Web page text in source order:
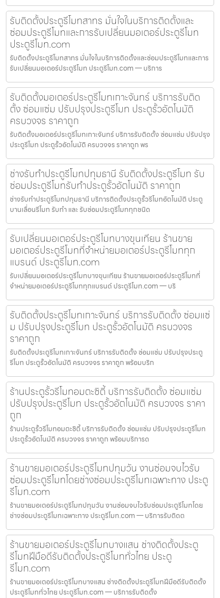
รับติดตั้งประตูรีโมทสาทร มั่นใจในบริการติดตั้งและ
ซ่อมประตูรีโมทและการรับเปลี่ยนมอเตอร์ประตูรีโมท
ประตูรีโมท.com
รับติดตั้งประตูรีโมทสาทร มั่นใจในบริการติดตั้งและซ่อมประตูรีโมทและการ
รับเปลี่ยนมอเตอร์ประตูรีโมท ประตูรีโมท.com — บริการ
รับติดตั้งมอเตอร์ประตูรีโมทเกาะจันทร์ บริการรับติด
ตั้ง ซ่อมแซ่ม ปรับปรุงประตูรีโมท ประตูรั้วอัตโนมัติ
ครบวงจร ราคาถูก
รับติดตั้งมอเตอร์ประตูรีโมทเกาะจันทร์ บริการรับติดตั้ง ซ่อมแซ่ม ปรับปรุง
ประตูรีโมท ประตูรั้วอัตโนมัติ ครบวงจร ราคาถูก พร
ช่างรับทำประตูรีโมทปทุมธานี รับติดตั้งประตูรีโมท รับ
ซ่อมประตูรีโมทรับทำประตูรั้วอัตโนมัติ ราคาถูก
ช่างรับทำประตูรีโมทปทุมธานี บริการติดตั้งประตูรั้วรีโมทอัตโนมัติ ประตู
บานเลื่อนรีโมท รับทำ และ รับซ่อมประตูรีโมททุกชนิด
รับเปลี่ยนมอเตอร์ประตูรีโมทบางขุนเทียน ร้านขาย
มอเตอร์ประตูรีโมทที่จำหน่ายมอเตอร์ประตูรีโมททุก
แบรนด์ ประตูรีโมท.com
รับเปลี่ยนมอเตอร์ประตูรีโมทบางขุนเทียน ร้านขายมอเตอร์ประตูรีโมทที่
จำหน่ายมอเตอร์ประตูรีโมททุกแบรนด์ ประตูรีโมท.com — บริ
รับติดตั้งประตูรีโมทเกาะจันทร์ บริการรับติดตั้ง ซ่อมแซ่
ม ปรับปรุงประตูรีโมท ประตูรั้วอัตโนมัติ ครบวงจร
ราคาถูก
รับติดตั้งประตูรีโมทเกาะจันทร์ บริการรับติดตั้ง ซ่อมแซ่ม ปรับปรุงประตู
รีโมท ประตูรั้วอัตโนมัติ ครบวงจร ราคาถูก พร้อมบริก
ร้านประตูรั้วรีโมทอมตะซิตี้ บริการรับติดตั้ง ซ่อมแซ่ม
ปรับปรุงประตูรีโมท ประตูรั้วอัตโนมัติ ครบวงจร ราคา
ถูก
ร้านประตูรั้วรีโมทอมตะซิตี้ บริการรับติดตั้ง ซ่อมแซ่ม ปรับปรุงประตูรีโมท
ประตูรั้วอัตโนมัติ ครบวงจร ราคาถูก พร้อมบริการด
ร้านขายมอเตอร์ประตูรีโมทปทุมวัน งานซ่อมจบไวรับ
ซ่อมประตูรีโมทโดยช่างซ่อมประตูรีโมทเฉพาะทาง ประตู
รีโมท.com
ร้านขายมอเตอร์ประตูรีโมทปทุมวัน งานซ่อมจบไวรับซ่อมประตูรีโมทโดย
ช่างซ่อมประตูรีโมทเฉพาะทาง ประตูรีโมท.com — บริการรับติดต
ร้านขายมอเตอร์ประตูรีโมทบางแสน ช่างติดตั้งประตู
รีโมทฝีมือดีรับติดตั้งประตูรีโมททั่วไทย ประตู
รีโมท.com
ร้านขายมอเตอร์ประตูรีโมทบางแสน ช่างติดตั้งประตูรีโมทฝีมือดีรับติดตั้ง
ประตูรีโมททั่วไทย ประตูรีโมท.com — บริการรับติดตั้ง